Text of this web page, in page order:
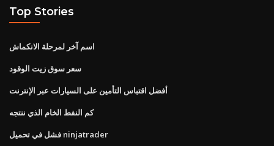
Top Stories
اسم آخر لمرحلة الانكماش
سعر سوق زيت الوقود
أفضل اقتباس التأمين على السيارات عبر الإنترنت
كم النفط الخام الذي ننتجه
فشل في تحميل ninjatrader